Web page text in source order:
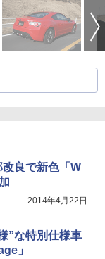
良で新色「W
2014年4月22日
”な特別仕様車
」